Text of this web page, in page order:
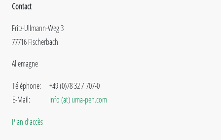
Contact
Fritz-Ullmann-Weg 3
77716 Fischerbach
Allemagne
Téléphone:
E-Mail:
+49 (0)78 32 / 707-0
info (at) uma-pen.com
Plan d'accès